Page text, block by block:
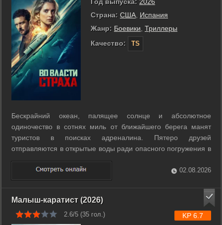
Страна: США Испания
Жанр: Боевики Триллеры
Качество:
TS
Бескрайний океан, палящее солнце и абсолютное
одиночество в сотнях миль от ближайшего берега манят
туристов в поисках адреналина. Пятеро друзей
отправляются в открытые воды ради опасного погружения в
клетке к белым акулам. Идиллический отдых обрывается,
когда на борт их лодки проникает вооруженная банда
контрабандистов. Преступники берут группу в ...
02.08.2026
Малыш-каратист (2026)
2.6/5 (35 гол.) KP 6.7